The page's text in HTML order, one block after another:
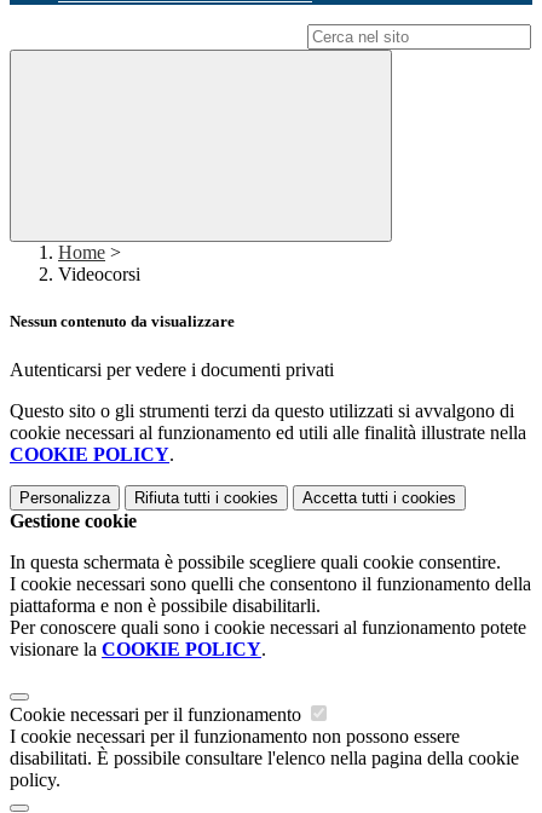
Home >
Videocorsi
Nessun contenuto da visualizzare
Autenticarsi per vedere i documenti privati
Questo sito o gli strumenti terzi da questo utilizzati si avvalgono di
cookie necessari al funzionamento ed utili alle finalità illustrate nella
COOKIE POLICY.
Personalizza Rifiuta tutti i cookies Accetta tutti i cookies
Gestione cookie
In questa schermata è possibile scegliere quali cookie consentire.
I cookie necessari sono quelli che consentono il funzionamento della
piattaforma e non è possibile disabilitarli.
Per conoscere quali sono i cookie necessari al funzionamento potete
visionare la COOKIE POLICY.
Cookie necessari per il funzionamento
I cookie necessari per il funzionamento non possono essere
disabilitati. È possibile consultare l'elenco nella pagina della cookie
policy.